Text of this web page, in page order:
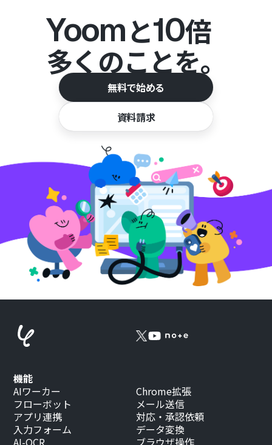
Yoomと10倍
多くのことを。
無料で始める
資料請求
機能
AIワーカー
フローボット
アプリ連携
入力フォーム
AI-OCR
Chrome拡張
メール送信
対応・承認依頼
データ変換
ブラウザ操作